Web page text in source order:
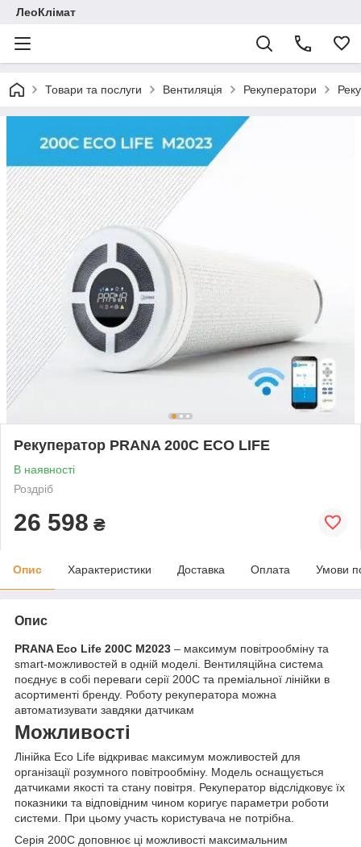
ЛеоКлімат
Товари та послуги Вентиляція Рекуператори
Рекуператор PRANA 200C ECO LIFE
В наявності
Роздріб
26 598 ₴
Опис Характеристики Доставка Оплата Умови
Опис
PRANA Eco Life 200C M2023 – максимум повітрообміну та
smart-можливостей в одній моделі. Вентиляційна система
поєднує в собі переваги серії 200C та преміальної лінійки в
асортименті бренду. Роботу рекуператора можна
автоматизувати завдяки датчикам
Можливості
Лінійка Eco Life відкриває максимум можливостей для
організації розумного повітрообміну. Модель оснащується
датчиками якості та стану повітря. Рекуператор відслідковує їх
показники та відповідним чином коригує параметри роботи
системи. При цьому участь користувача не потрібна.
Серія 200C доповнює ці можливості максимальним